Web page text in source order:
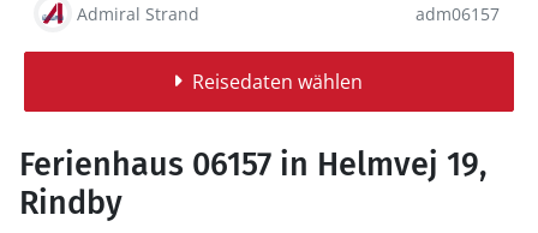
Admiral Strand adm06157
Reisedaten wählen
Ferienhaus 06157 in Helmvej 19,
Rindby